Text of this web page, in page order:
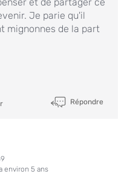
Je parie qu'il
mignonnes de la part
Répondre
environ 5 ans